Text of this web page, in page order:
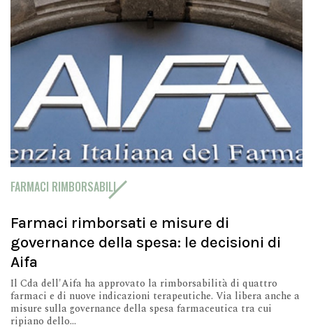
FARMACI RIMBORSABILI
Farmaci rimborsati e misure di
governance della spesa: le decisioni di
Aifa
Il Cda dell'Aifa ha approvato la rimborsabilità di quattro
farmaci e di nuove indicazioni terapeutiche. Via libera anche a
misure sulla governance della spesa farmaceutica tra cui
ripiano dello...